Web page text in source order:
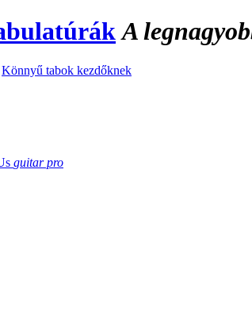
A
Könnyű tabok kezdőknek
guitar pro